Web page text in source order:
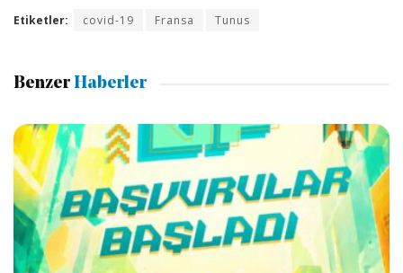
Etiketler: covid-19 Fransa Tunus
Benzer Haberler